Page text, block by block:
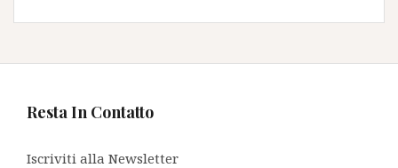
Resta In Contatto
Iscriviti alla Newsletter